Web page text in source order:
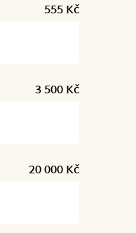
555 Kč
3 500 Kč
20 000 Kč